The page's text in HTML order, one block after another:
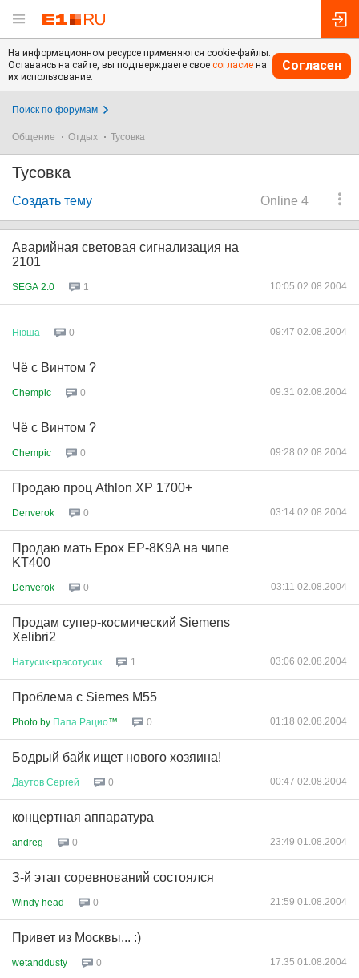
На информационном ресурсе применяются cookie-файлы.
Оставаясь на сайте, вы подтверждаете свое согласие на
их использование.
Согласен
Поиск по форумам
Общение Отдых Тусовка
Тусовка
Online 4
Создать тему
Аварийная световая сигнализация на
2101
SEGA 2.0 1 10:05 02.08.2004
Нюша 0 09:47 02.08.2004
Чё с Винтом ?
Chempic 0 09:31 02.08.2004
Чё с Винтом ?
Chempic 0 09:28 02.08.2004
Продаю проц Athlon XP 1700+
Denverok 0 03:14 02.08.2004
Продаю мать Epox EP-8K9A на чипе
KT400
Denverok 0 03:11 02.08.2004
Продам супер-космический Siemens
Xelibri2
Натусик-красотусик 1 03:06 02.08.2004
Проблема с Siemes M55
Photo by Папа Рацио™ 0 01:18 02.08.2004
Бодрый байк ищет нового хозяина!
Даутов Сергей 0 00:47 02.08.2004
концертная аппаратура
andreg 0 23:49 01.08.2004
З-й этап соревнований состоялся
Windy head 0 21:59 01.08.2004
Привет из Москвы... :)
wetanddusty 0 17:35 01.08.2004